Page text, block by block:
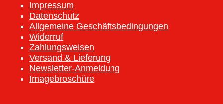
Impressum
Datenschutz
Allgemeine Geschäftsbedingungen
Widerruf
Zahlungsweisen
Versand & Lieferung
Newsletter-Anmeldung
Imagebroschüre